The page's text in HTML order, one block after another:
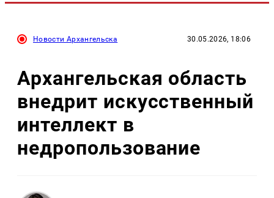
Новости Архангельска 30.05.2026, 18:06
Архангельская область
внедрит искусственный
интеллект в
недропользование